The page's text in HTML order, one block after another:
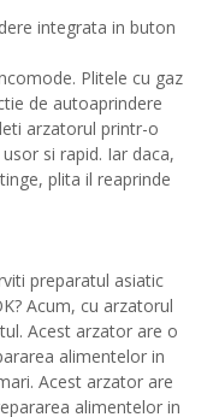
integrata in buton
Plitele cu gaz
de autoaprindere
arzatorul printr-o
si rapid. Iar daca,
plita il reaprinde
preparatul asiatic
Acum, cu arzatorul
Acest arzator are o
alimentelor in
Acest arzator are
alimentelor in